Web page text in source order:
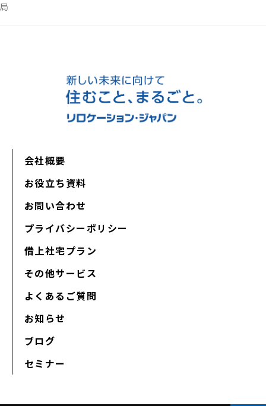
局
会社概要
お役立ち資料
お問い合わせ
プライバシーポリシー
借上社宅プラン
その他サービス
よくあるご質問
お知らせ
ブログ
セミナー